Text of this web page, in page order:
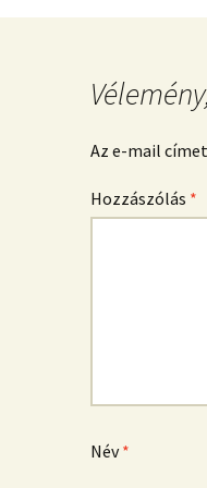
Az e-mail
Hozzászólás *
Név*